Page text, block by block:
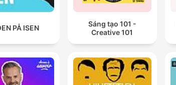
PÅ ISEN
Sáng tạo 101 -
Creative 101